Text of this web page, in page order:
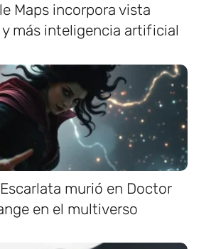
Maps incorpora vista
más inteligencia artificial
murió en Doctor
en el multiverso